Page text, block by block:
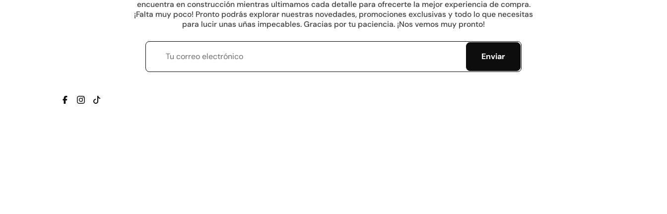
encuentra en construcción mientras ultimamos cada detalle para ofrecerte la mejor experiencia de compra.
¡Falta muy poco! Pronto podrás explorar nuestras novedades, promociones exclusivas y todo lo que necesitas
para lucir unas uñas impecables. Gracias por tu paciencia. ¡Nos vemos muy pronto!
Enviar
TRANSLATION MISSING: ES.GENERAL.SOCIAL.ICONS.FACEBOOK
TRANSLATION MISSING: ES.GENERAL.SOCIAL.ICONS.INSTAGRAM
TRANSLATION MISSING: ES.GENERAL.SOCIAL.ICONS.TIKTOK